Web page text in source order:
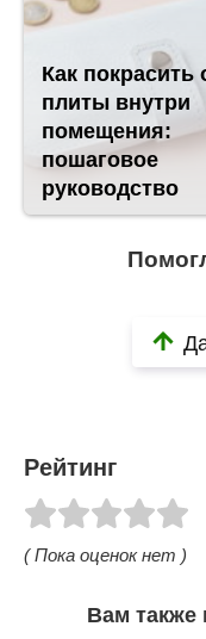
Как покрасить
плиты внутри
помещения:
пошаговое
руководство
Рейтинг
( Пока оценок нет )
Вам также